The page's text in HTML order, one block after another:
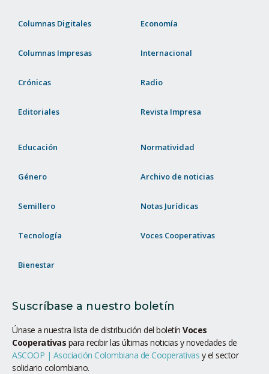
Columnas Digitales
Columnas Impresas
Crónicas
Editoriales
Economía
Internacional
Radio
Revista Impresa
Educación
Género
Semillero
Tecnología
Bienestar
Normatividad
Archivo de noticias
Notas Jurídicas
Voces Cooperativas
Suscríbase a nuestro boletín
Únase a nuestra lista de distribución del boletín Voces
Cooperativas para recibir las últimas noticias y novedades de
ASCOOP | Asociación Colombiana de Cooperativas y el sector
solidario colombiano.